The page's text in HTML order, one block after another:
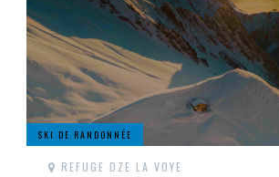
SKI DE RANDONNÉE
REFUGE DZE LA VOYE